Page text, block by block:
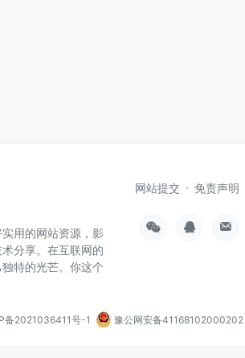
用的网站资源，影
分享。在互联网的
特的光芒。你这个
网站提交 免责声明
备2021036411号-1 豫公网安备41168102000202